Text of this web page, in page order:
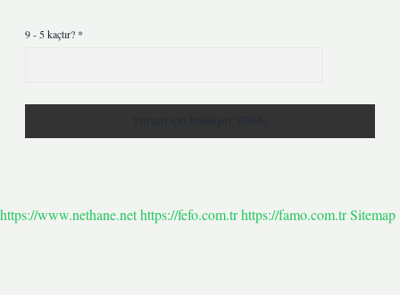
9 - 5 kaçtır? *
https://www.nethane.nethttps://fefo.com.trhttps://famo.com.trSitemap